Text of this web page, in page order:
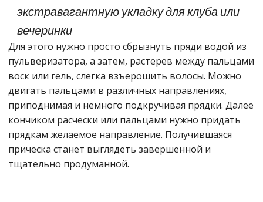
экстравагантную укладку для клуба или
вечеринки
Для этого нужно просто сбрызнуть пряди водой из
пульверизатора, а затем, растерев между пальцами
воск или гель, слегка взъерошить волосы. Можно
двигать пальцами в различных направлениях,
приподнимая и немного подкручивая прядки. Далее
кончиком расчески или пальцами нужно придать
прядкам желаемое направление. Получившаяся
прическа станет выглядеть завершенной и
тщательно продуманной.